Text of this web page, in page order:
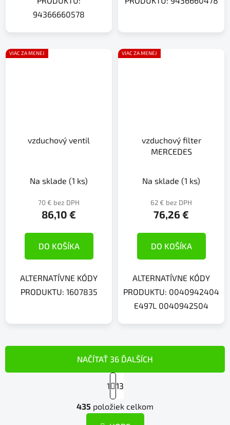
94366660578
VIAC ZA MENEJ
vzduchový ventil
Na sklade (1 ks)
70 € bez DPH
86,10 €
DO KOŠÍKA
ALTERNATÍVNE KÓDY
PRODUKTU: 1607835
VIAC ZA MENEJ
vzduchový filter
MERCEDES
Na sklade (1 ks)
62 € bez DPH
76,26 €
DO KOŠÍKA
ALTERNATÍVNE KÓDY
PRODUKTU: 0040942404
E497L 0040942504
O
v
NAČÍTAŤ 36 ĎALŠÍCH
S
t
r
á
n
1 13
435 položiek celkom